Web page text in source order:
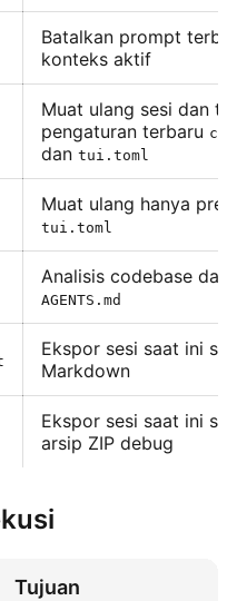
Batalkan prompt
konteks aktif
Muat ulang sesi dan
pengaturan terbaru
dan tui.toml
Muat ulang hanya
tui.toml
Analisis codebase
AGENTS.md
Ekspor sesi saat ini
Markdown
Ekspor sesi saat ini
arsip ZIP debug
Tujuan